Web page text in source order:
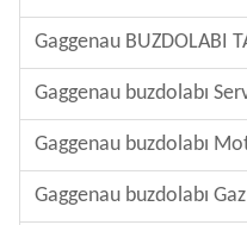
Gaggenau BUZDOLABI
Gaggenau buzdolabı
Gaggenau buzdolabı
Gaggenau buzdolabı